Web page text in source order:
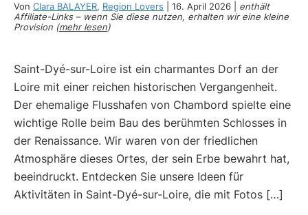
Blog
von
und
Von Clara BALAYER, Region Lovers 16. April 2026
enthält
Affiliate-Links – wenn Sie diese nutzen, erhalten wir eine kleine
Provision (mehr lesen)
Saint-Dyé-sur-Loire ist ein charmantes Dorf an der
Loire mit einer reichen historischen Vergangenheit.
Der ehemalige Flusshafen von Chambord spielte eine
wichtige Rolle beim Bau des berühmten Schlosses in
der Renaissance. Wir waren von der friedlichen
Atmosphäre dieses Ortes, der sein Erbe bewahrt hat,
beeindruckt. Entdecken Sie unsere Ideen für
Aktivitäten in Saint-Dyé-sur-Loire, die mit Fotos […]